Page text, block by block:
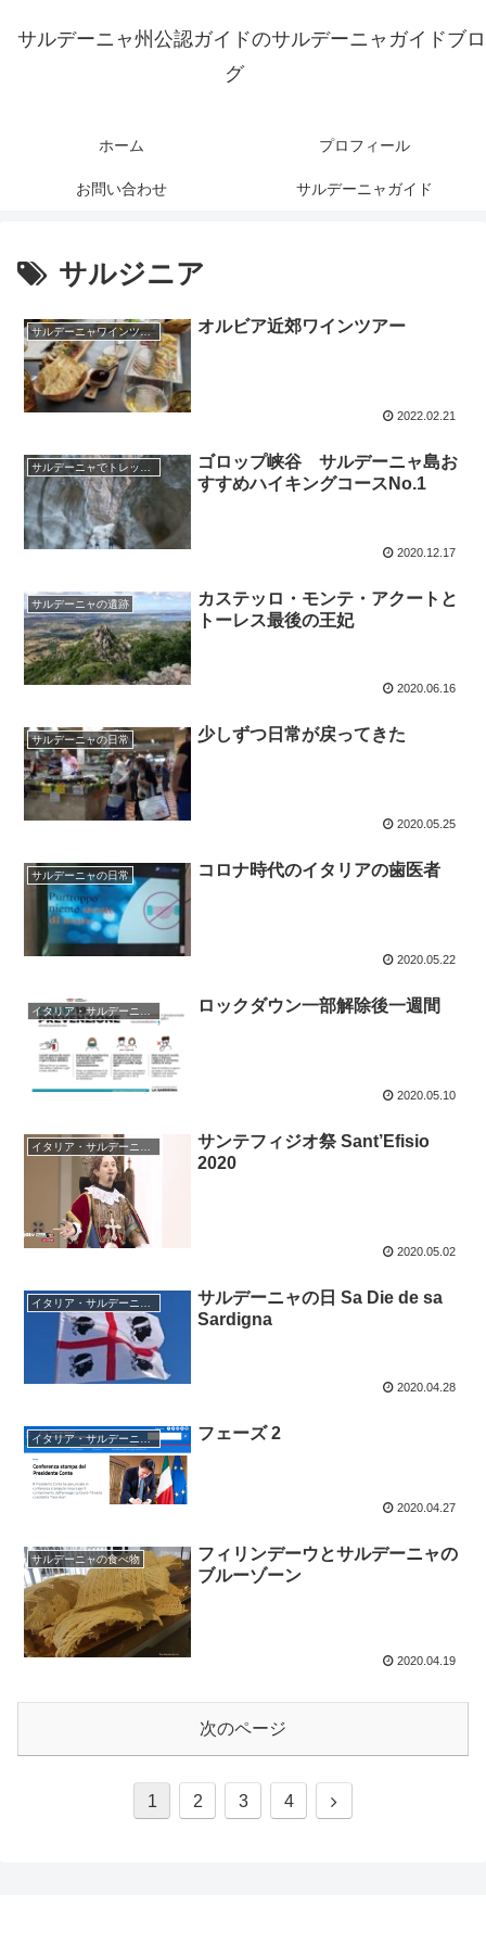
サルデーニャ州公認ガイドのサルデーニャガイドブロ
グ
ホーム プロフィール
お問い合わせ サルデーニャガイド
サルジニア
サルデーニャワインツアー オルビア近郊ワインツアー
2022.02.21
サルデーニャでトレッキング
ゴロップ峡谷 サルデーニャ島お
すすめハイキングコースNo.1
2020.12.17
サルデーニャの遺跡
カステッロ・モンテ・アクートと
トーレス最後の王妃
2020.06.16
サルデーニャの日常 少しずつ日常が戻ってきた
2020.05.25
サルデーニャの日常 コロナ時代のイタリアの歯医者
2020.05.22
ロックダウン一部解除後一週間
2020.05.10
サンテフィジオ祭 Sant’Efisio
2020
2020.05.02
サルデーニャの日 Sa Die de sa
Sardigna
2020.04.28
イタリア・サルデーニャ島 フェーズ 2
2020.04.27
サルデーニャの食べ物
フィリンデーウとサルデーニャの
ブルーゾーン
2020.04.19
次のページ
1 2 3 4